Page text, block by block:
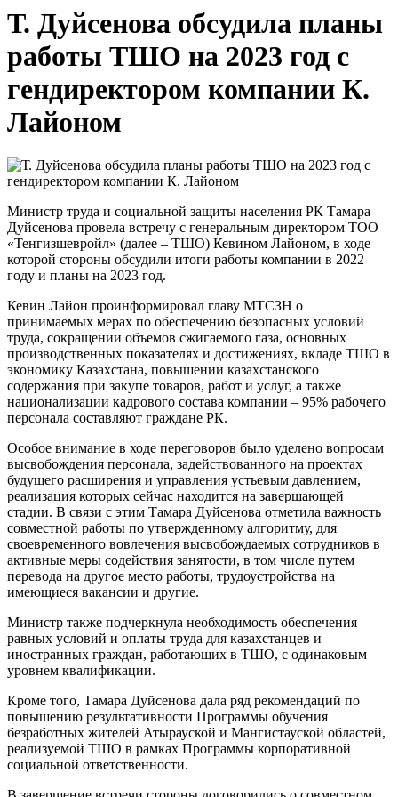
Т. Дуйсенова обсудила планы
работы ТШО на 2023 год с
гендиректором компании К.
Лайоном
Министр труда и социальной защиты населения РК Тамара
Дуйсенова провела встречу с генеральным директором ТОО
«Тенгизшевройл» (далее – ТШО) Кевином Лайоном, в ходе
которой стороны обсудили итоги работы компании в 2022
году и планы на 2023 год.
Кевин Лайон проинформировал главу МТСЗН о
принимаемых мерах по обеспечению безопасных условий
труда, сокращении объемов сжигаемого газа, основных
производственных показателях и достижениях, вкладе ТШО в
экономику Казахстана, повышении казахстанского
содержания при закупе товаров, работ и услуг, а также
национализации кадрового состава компании – 95% рабочего
персонала составляют граждане РК.
Особое внимание в ходе переговоров было уделено вопросам
высвобождения персонала, задействованного на проектах
будущего расширения и управления устьевым давлением,
реализация которых сейчас находится на завершающей
стадии. В связи с этим Тамара Дуйсенова отметила важность
совместной работы по утвержденному алгоритму, для
своевременного вовлечения высвобождаемых сотрудников в
активные меры содействия занятости, в том числе путем
перевода на другое место работы, трудоустройства на
имеющиеся вакансии и другие.
Министр также подчеркнула необходимость обеспечения
равных условий и оплаты труда для казахстанцев и
иностранных граждан, работающих в ТШО, с одинаковым
уровнем квалификации.
Кроме того, Тамара Дуйсенова дала ряд рекомендаций по
повышению результативности Программы обучения
безработных жителей Атырауской и Мангистауской областей,
реализуемой ТШО в рамках Программы корпоративной
социальной ответственности.